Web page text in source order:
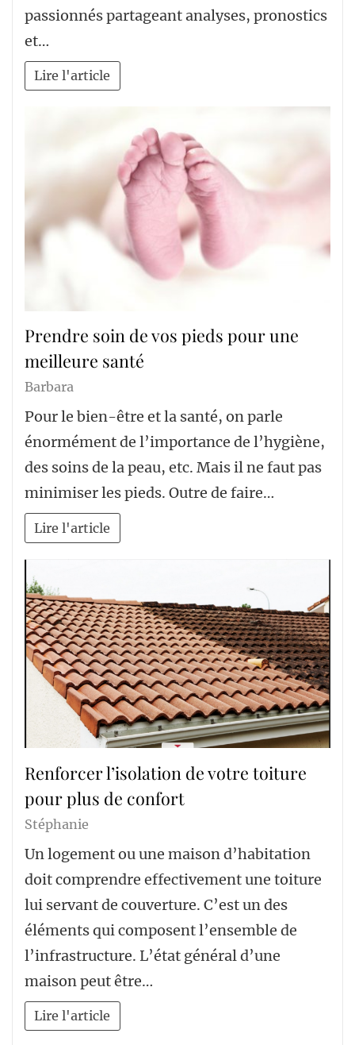
passionnés partageant analyses, pronostics
et…
Lire l'article
Prendre soin de vos pieds pour une
meilleure santé
Barbara
Pour le bien-être et la santé, on parle
énormément de l’importance de l’hygiène,
des soins de la peau, etc. Mais il ne faut pas
minimiser les pieds. Outre de faire…
Lire l'article
Renforcer l’isolation de votre toiture
pour plus de confort
Stéphanie
Un logement ou une maison d’habitation
doit comprendre effectivement une toiture
lui servant de couverture. C’est un des
éléments qui composent l’ensemble de
l’infrastructure. L’état général d’une
maison peut être…
Lire l'article